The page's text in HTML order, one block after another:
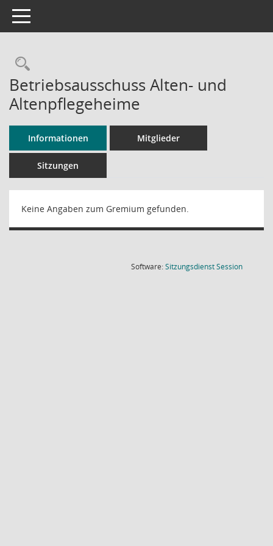
Toggle navigation
Rechercheauswahl
Betriebsausschuss Alten- und
Altenpflegeheime
Informationen Mitglieder
Sitzungen
Keine Angaben zum Gremium gefunden.
Software:SitzungsdienstSession(Wird in